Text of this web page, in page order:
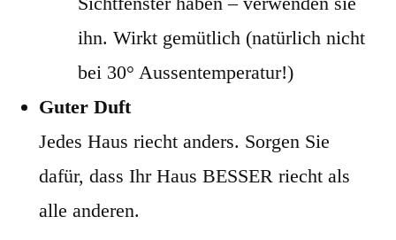
ihn. Wirkt gemütlich (natürlich nicht
bei 30° Aussentemperatur!)
Guter Duft
Jedes Haus riecht anders. Sorgen Sie
dafür, dass Ihr Haus BESSER riecht als
alle anderen.